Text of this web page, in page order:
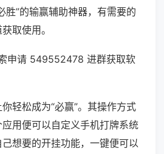
胜”的输赢辅助神器，有需要的
取使用。
申请 549552478 进群获取软
轻松成为“必赢”。其操作方式
用便可以自定义手机打牌系统
想要的开挂功能，一键便可以